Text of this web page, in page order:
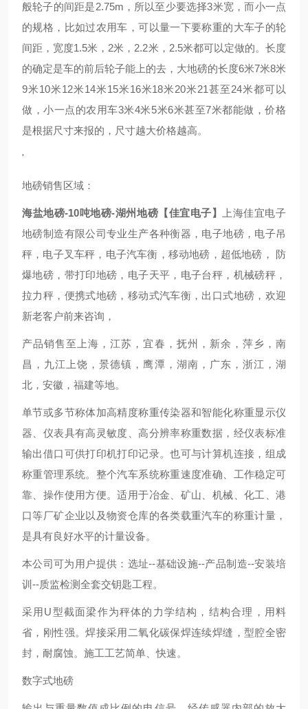
般轮子的间距是2.75m，所以至少要选择3米宽，而小一点
的规格，比如过农用车，可以量一下要称重的大车子的轮
间距，宽度1.5米，2米，2.2米，2.5米都可以定做的。长度
的确定是车的前后轮子能上的去，大地磅的长度6米7米8米
9米10米12米14米15米16米18米20米21甚至24米都可以
做，小一点的农用车3米4米5米6米甚至7米都能做，价格
是根据尺寸来报的，尺寸越大价格越高。
'
地磅销售区域：
海盐地磅-10吨地磅-湖州地磅【佳宜电子】
上海佳宜电子
地磅制造有限公司专业生产各种衡器，电子地磅，电子吊
秤，电子叉车秤，电子汽车衡，移动地磅，超低地磅， 防
爆地磅，带打印地磅，电子天平，电子台秤，机械磅秤，
拉力秤，便携式地磅，移动式汽车衡，出口式地磅，欢迎
新老客户前来咨询，
产品销售至上海，江苏，宜春，抚州，新余，萍乡，南
昌，九江上饶，景德镇，鹰潭，湖南，广东，浙江，湖
北，安徽，福建等地。
单节或多节称体加高精度称重传染器和智能化称重显示仪
器、仪表具有高灵敏度、高分辨率称重数据，经仪表标准
输出借口可供打印机打印记录。也可与计算机连接，组成
称重管理系统。整个汽车系统称重速度准确、工作稳定可
靠、操作使用方便。适用于冶金、矿山、机械、化工、港
口等厂矿企业以及物资仓库的各类载重汽车的称重计量，
是具有良好水平的计量设备。
本公司可为用户提供：选址--基础设施--产品制造--安装培
训--质监检测全套交钥匙工程。
采用U型截面梁作为秤体的力学结构，结构合理，用料
省，刚性强。焊接采用二氧化碳保焊连续焊缝，型腔全密
封，耐腐蚀。施工工艺简单、快速。
数字式地磅